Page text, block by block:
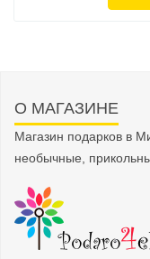
О МАГАЗИНЕ
Магазин подарков в
необычные,